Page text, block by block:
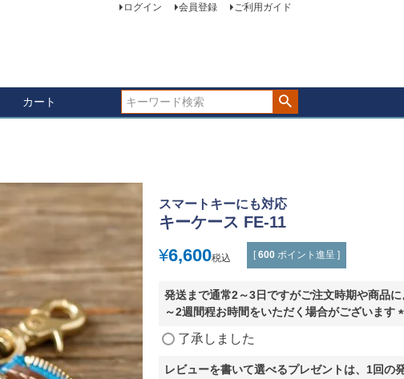
ログイン 会員登録 ご利用ガイド
カート
スマートキーにも対応
キーケース FE-11
¥6,600税込 [ 600 ポイント進呈 ]
発送まで通常2～3日ですがご注文時期や商品
～2週間程お時間をいただく場合がございます
了承しました
レビューを書いて選べるプレゼントは、1回の